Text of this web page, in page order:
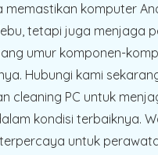
memastikan komputer
tetapi juga menjaga
umur komponen-
Hubungi kami
cleaning PC untuk
kondisi terbaiknya.
untuk